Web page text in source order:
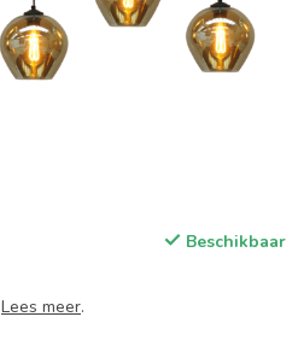
Beschikbaar
Lees meer.